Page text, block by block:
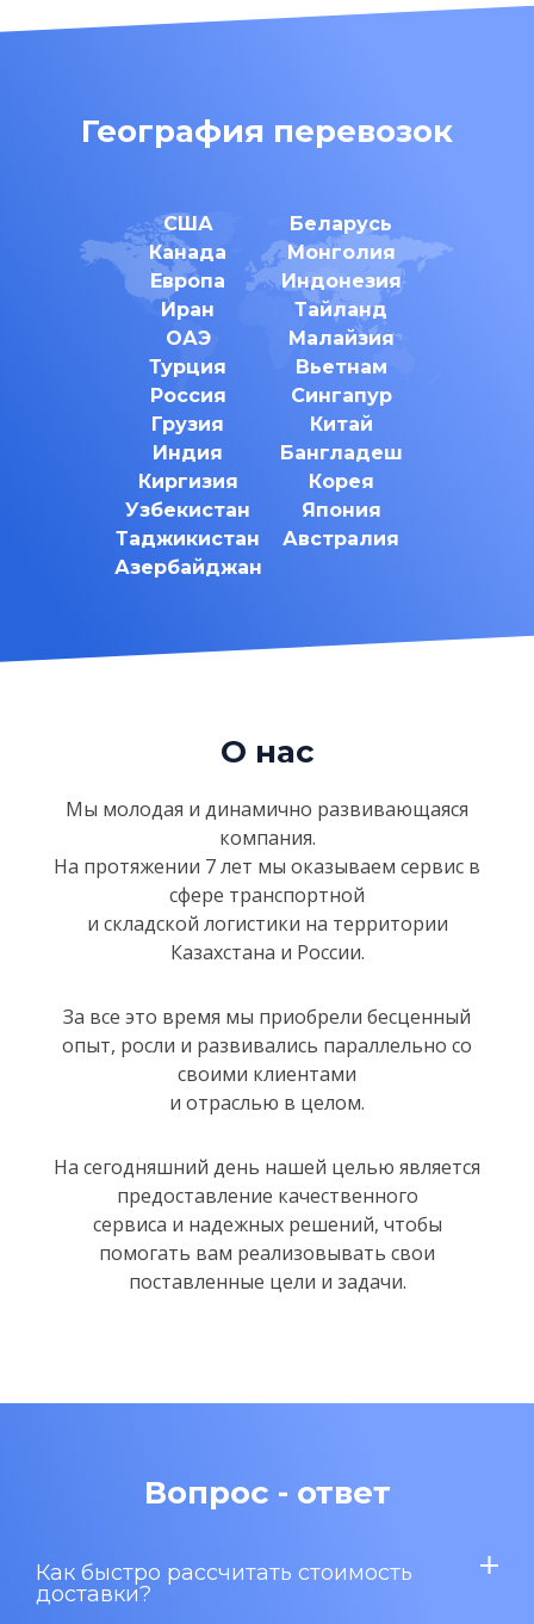
География перевозок
США
Канада
Европа
Иран
ОАЭ
Турция
Россия
Грузия
Индия
Киргизия
Узбекистан
Таджикистан
Азербайджан
Беларусь
Монголия
Индонезия
Тайланд
Малайзия
Вьетнам
Сингапур
Китай
Бангладеш
Корея
Япония
Австралия
О нас
Мы молодая и динамично развивающаяся
компания.
На протяжении 7 лет мы оказываем сервис в
сфере транспортной
и складской логистики на территории
Казахстанa и России.
За все это время мы приобрели бесценный
опыт, росли и развивались параллельно со
своими клиентами
и отраслью в целом.
На сегодняшний день нашей целью является
предоставление качественного
сервиса и надежных решений, чтобы
помогать вам реализовывать свои
поставленные цели и задачи.
Вопрос - ответ
Как быстро рассчитать стоимость
доставки?